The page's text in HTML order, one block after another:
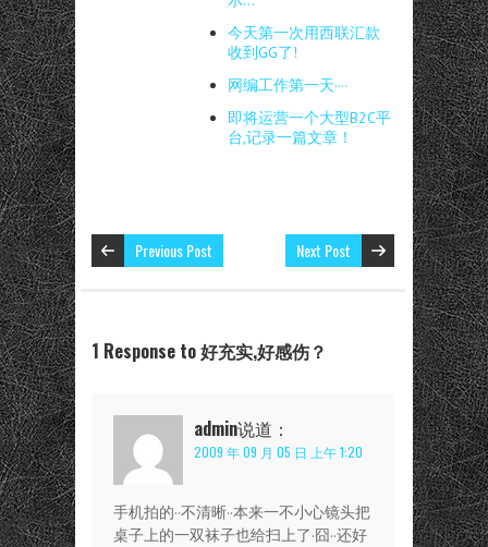
今天第一次用西联汇款
收到GG了!
网编工作第一天····
即将运营一个大型B2C平
台,记录一篇文章！
Previous Post Next Post
1 Response to 好充实,好感伤？
admin说道：
2009 年 09 月 05 日 上午 1:20
手机拍的··不清晰··本来一不小心镜头把
桌子上的一双袜子也给扫上了·囧··还好